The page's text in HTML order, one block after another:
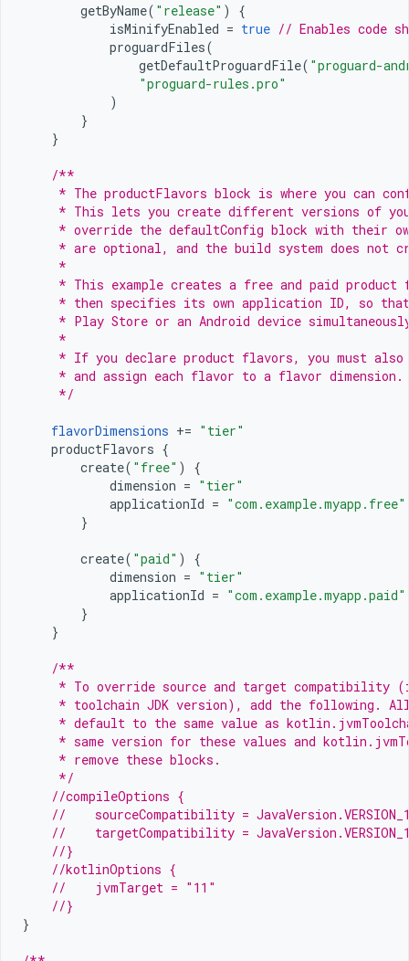
getByName( "release" )
{
isMinifyEnabled = true // Enables code
proguardFiles(
getDefaultProguardFile( "proguard-
"proguard-rules.pro"
)
}
}
/**
* The productFlavors block is where you can
* This lets you create different versions of
* override the defaultConfig block with their
* are optional, and the build system does not
     *
* This example creates a free and paid product
* then specifies its own application ID, so
* Play Store or an Android device
     *
* If you declare product flavors, you must
     * and assign each flavor to a flavor dimension.
     */
flavorDimensions += "tier"
productFlavors {
create( "free" )
{
dimension = "tier"
applicationId = "com.example.myapp.free"
}
create( "paid" )
{
dimension = "tier"
applicationId = "com.example.myapp.paid"
}
}
/**
* To override source and target compatibility
* toolchain JDK version), add the following.
* default to the same value as
* same version for these values and
     * remove these blocks.
     */
//compileOptions {
//    sourceCompatibility =
//    targetCompatibility =
//}
//kotlinOptions {
//    jvmTarget = "11"
//}
}